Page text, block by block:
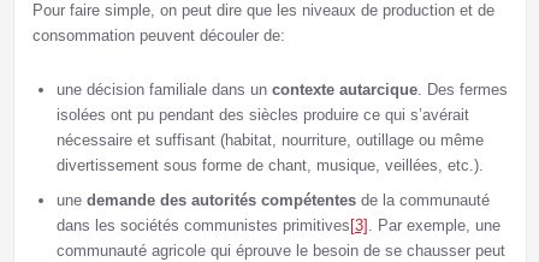
Pour faire simple, on peut dire que les niveaux de production et de
consommation peuvent découler de:
une décision familiale dans un contexte autarcique. Des fermes
isolées ont pu pendant des siècles produire ce qui s’avérait
nécessaire et suffisant (habitat, nourriture, outillage ou même
divertissement sous forme de chant, musique, veillées, etc.).
une demande des autorités compétentesde la communauté
dans les sociétés communistes primitives [3] . Par exemple, une
communauté agricole qui éprouve le besoin de se chausser peut